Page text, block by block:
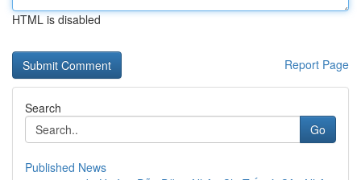
HTML is disabled
Report Page
Search
Go
Published News